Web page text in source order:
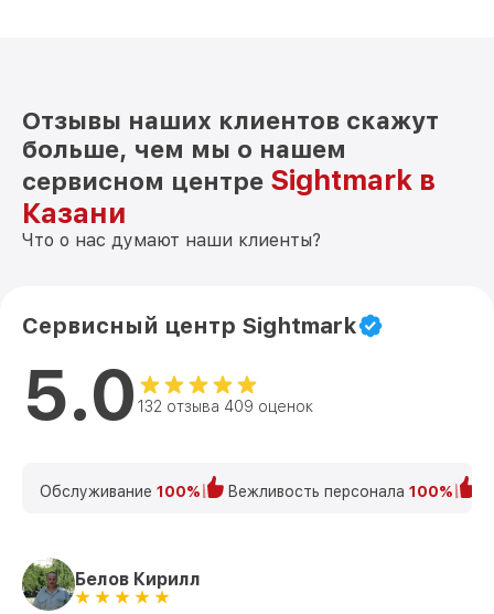
Отзывы наших клиентов скажут
больше, чем мы о нашем
сервисном центре Sightmark в
Казани
Что о нас думают наши клиенты?
Сервисный центр Sightmark
5.0 132 отзыва 409 оценок
Обслуживание 100% Вежливость персонала 100%
Белов Кирилл